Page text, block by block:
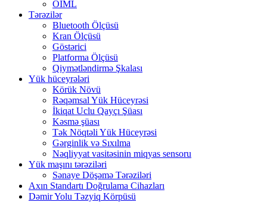
OIML
Tərəzilər
Bluetooth Ölçüsü
Kran Ölçüsü
Göstərici
Platforma Ölçüsü
Qiymətləndirmə Şkalası
Yük hüceyrələri
Körük Növü
Rəqəmsal Yük Hüceyrəsi
İkiqat Uclu Qayçı Şüası
Kəsmə şüası
Tək Nöqtəli Yük Hüceyrəsi
Gərginlik və Sıxılma
Nəqliyyat vasitəsinin miqyas sensoru
Yük maşını tərəziləri
Sənaye Döşəmə Tərəziləri
Axın Standartı Doğrulama Cihazları
Dəmir Yolu Təzyiq Körpüsü